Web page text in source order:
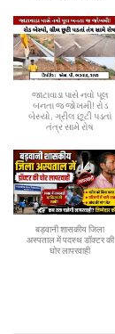
જાટાવાડા પાસે નવો પૂલ
બનતા જ જોખમી! રોડ
બેસ્યો, ગ્રીલ છૂટી પડતાં
તંત્ર સામે રોષ
बड़वानी शासकीय जिला
अस्पताल में पदस्थ डॉक्टर की
घोर लापरवाही